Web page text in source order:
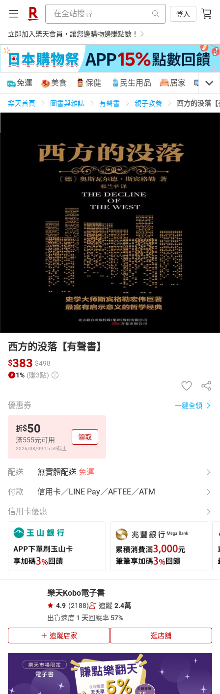
登入
立即加入樂天會員，讓您邊購物邊賺點數！
購物網分類
3C家電 運動休閒
男裝 化妝保養
日本購物 電子/紙本書
HOT
免運 美食 保健 民生用品 居家 3C
樂天首頁 圖書與雜誌 有聲書 親子教養 西方的没落【
西方的没落【有聲書】
$383 $498
1% (賺3點)
優惠券 一鍵全領
折$50
滿555元可用
2026/08/09 15:59截止
領取
配送 無實體配送 免運
付款 信用卡／LINE Pay／AFTEE／ATM
信用卡優惠
樂天Kobo電子書
4.9 (2188) 追蹤 2.4萬
出貨速度 1 天回應率57%
追蹤店家 逛店舖